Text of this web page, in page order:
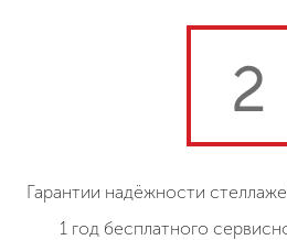
2
Гарантии надёжности
1 год бесплатного